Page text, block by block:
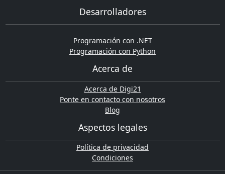
Desarrolladores
Programación con .NET
Programación con Python
Acerca de
Acerca de Digi21
Ponte en contacto con nosotros
Blog
Aspectos legales
Política de privacidad
Condiciones